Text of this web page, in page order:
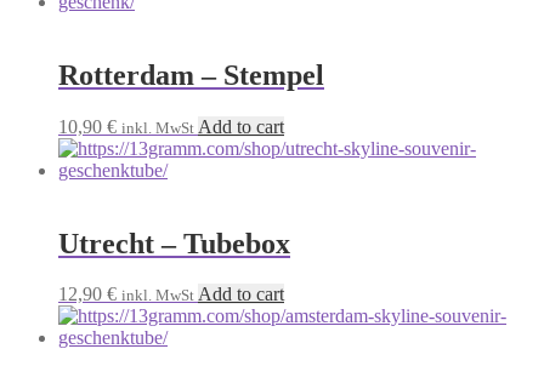
Rotterdam – Stempel
10,90 € inkl. MwSt Add to cart
Utrecht – Tubebox
12,90 € inkl. MwSt Add to cart